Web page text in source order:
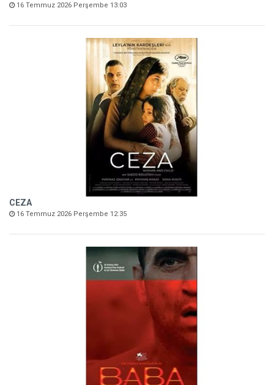
16 Temmuz 2026 Perşembe 13:03
CEZA
16 Temmuz 2026 Perşembe 12:35